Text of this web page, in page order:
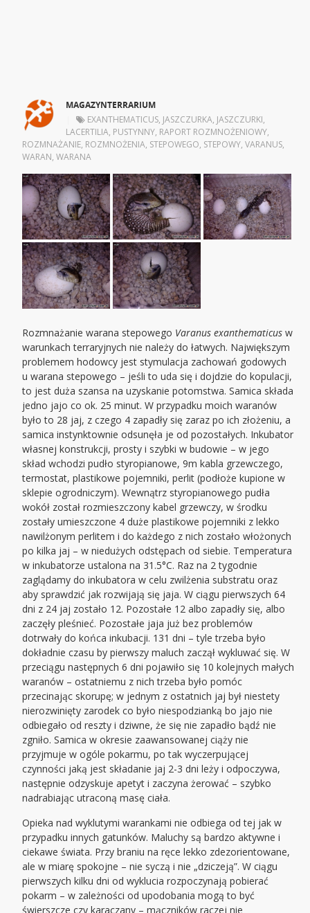
MAGAZYNTERRARIUM
EXANTHEMATICUS, JASZCZURKA, JASZCZURKI,
LACERTILIA, PUSTYNNY, RAPORT ROZMNOŻENIOWY,
ROZMNAŻANIE, ROZMNOŻENIA, STEPOWEGO, STEPOWY,VARANUS,
WARAN,WARANA
Rozmnażanie warana stepowego Varanus exanthematicusw
warunkach terraryjnych nie należy do łatwych. Największym
problemem hodowcy jest stymulacja zachowań godowych
u warana stepowego – jeśli to uda się i dojdzie do kopulacji,
to jest duża szansa na uzyskanie potomstwa. Samica składa
jedno jajo co ok. 25 minut. W przypadku moich waranów
było to 28 jaj, z czego 4 zapadły się zaraz po ich złożeniu, a
samica instynktownie odsunęła je od pozostałych. Inkubator
własnej konstrukcji, prosty i szybki w budowie – w jego
skład wchodzi pudło styropianowe, 9m kabla grzewczego,
termostat, plastikowe pojemniki, perlit (podłoże kupione w
sklepie ogrodniczym). Wewnątrz styropianowego pudła
wokół został rozmieszczony kabel grzewczy, w środku
zostały umieszczone 4 duże plastikowe pojemniki z lekko
nawilżonym perlitem i do każdego z nich zostało włożonych
po kilka jaj – w niedużych odstępach od siebie. Temperatura
w inkubatorze ustalona na 31.5°C. Raz na 2 tygodnie
zaglądamy do inkubatora w celu zwilżenia substratu oraz
aby sprawdzić jak rozwijają się jaja. W ciągu pierwszych 64
dni z 24 jaj zostało 12. Pozostałe 12 albo zapadły się, albo
zaczęły pleśnieć. Pozostałe jaja już bez problemów
dotrwały do końca inkubacji. 131 dni – tyle trzeba było
dokładnie czasu by pierwszy maluch zaczął wykluwać się. W
przeciągu następnych 6 dni pojawiło się 10 kolejnych małych
waranów – ostatniemu z nich trzeba było pomóc
przecinając skorupę; w jednym z ostatnich jaj był niestety
nierozwinięty zarodek co było niespodzianką bo jajo nie
odbiegało od reszty i dziwne, że się nie zapadło bądź nie
zgniło. Samica w okresie zaawansowanej ciąży nie
przyjmuje w ogóle pokarmu, po tak wyczerpującej
czynności jaką jest składanie jaj 2-3 dni leży i odpoczywa,
następnie odzyskuje apetyt i zaczyna żerować – szybko
nadrabiając utraconą masę ciała.
Opieka nad wyklutymi warankami nie odbiega od tej jak w
przypadku innych gatunków. Maluchy są bardzo aktywne i
ciekawe świata. Przy braniu na ręce lekko zdezorientowane,
ale w miarę spokojne – nie syczą i nie „dziczeją”. W ciągu
pierwszych kilku dni od wyklucia rozpoczynają pobierać
pokarm – w zależności od upodobania mogą to być
świerszcze czy karaczany – mączników raczej nie